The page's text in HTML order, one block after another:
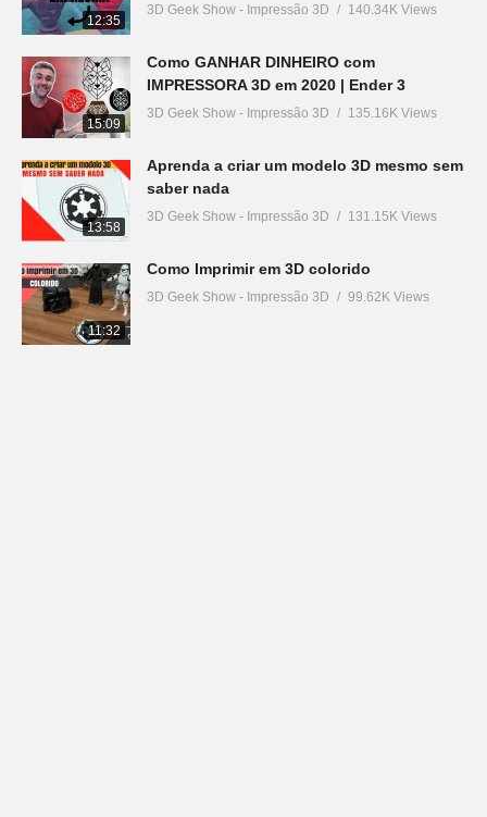
12:35
3D Geek Show - Impressão 3D 140.34K Views
15:09
Como GANHAR DINHEIRO com
IMPRESSORA 3D em 2020 | Ender 3
3D Geek Show - Impressão 3D 135.16K Views
13:58
Aprenda a criar um modelo 3D mesmo sem
saber nada
3D Geek Show - Impressão 3D 131.15K Views
11:32
Como Imprimir em 3D colorido
3D Geek Show - Impressão 3D 99.62K Views